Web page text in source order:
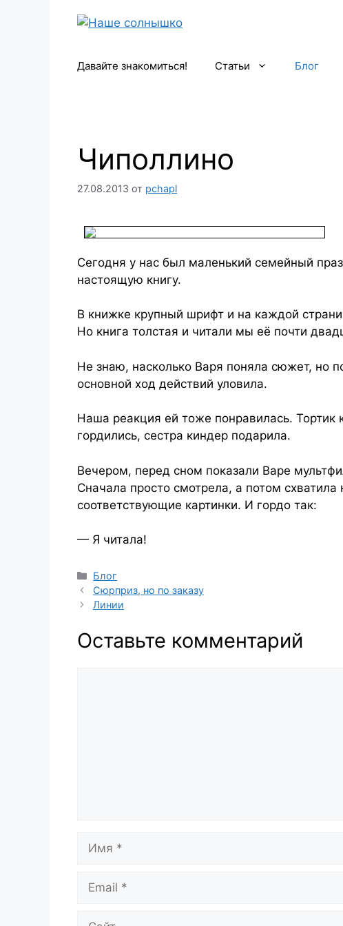
Давайте знакомиться! Статьи Блог
Чиполлино
27.08.2013 от pchapl
Сегодня у нас был маленький семейный
настоящую книгу.
В книжке крупный шрифт и на каждой
Но книга толстая и читали мы её почти
Не знаю, насколько Варя поняла сюжет, но
основной ход действий уловила.
Наша реакция ей тоже понравилась. Тортик
гордились, сестра киндер подарила.
Вечером, перед сном показали Варе
Сначала просто смотрела, а потом схватила
соответствующие картинки. И гордо так:
— Я читала!
Рубрики
Блог
Сюрприз, но по заказу
Линии
Оставьте комментарий
Имя
Email
Сайт